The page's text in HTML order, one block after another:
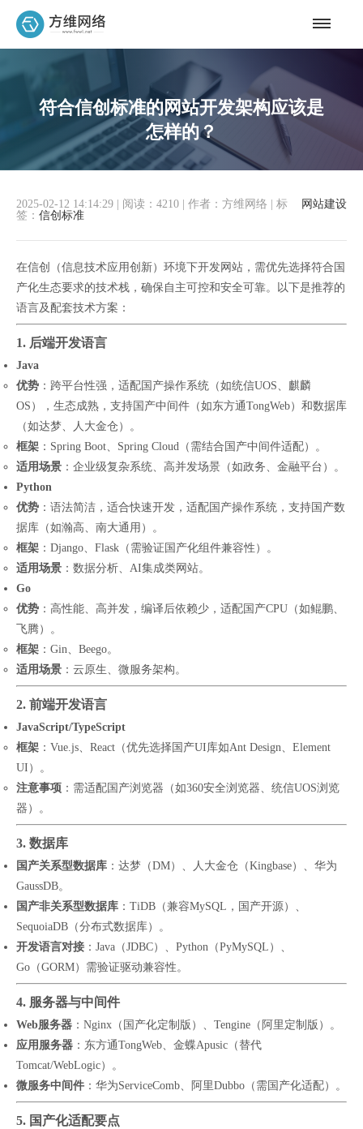
符合信创标准的网站开发架构应该是
怎样的？
网站建设
2025-02-12 14:14:29 阅读：4210 作者：方维网络
标
签： 信创标准
在信创（信息技术应用创新）环境下开发网站，需优先选择符合国
产化生态要求的技术栈，确保自主可控和安全可靠。以下是推荐的
语言及配套技术方案：
1. 后端开发语言
Java
优势 ：跨平台性强，适配国产操作系统（如统信UOS、麒麟
OS），生态成熟，支持国产中间件（如东方通TongWeb）和数据库
（如达梦、人大金仓）。
框架 ：Spring Boot、Spring Cloud（需结合国产中间件适配）。
适用场景 ：企业级复杂系统、高并发场景（如政务、金融平台）。
Python
优势 ：语法简洁，适合快速开发，适配国产操作系统，支持国产数
据库（如瀚高、南大通用）。
框架 ：Django、Flask（需验证国产化组件兼容性）。
适用场景 ：数据分析、AI集成类网站。
Go
优势 ：高性能、高并发，编译后依赖少，适配国产CPU（如鲲鹏、
飞腾）。
框架 ：Gin、Beego。
适用场景 ：云原生、微服务架构。
2. 前端开发语言
JavaScript/TypeScript
框架 ：Vue.js、React（优先选择国产UI库如Ant Design、Element
UI）。
注意事项 ：需适配国产浏览器（如360安全浏览器、统信UOS浏览
器）。
3. 数据库
国产关系型数据库 ：达梦（DM）、人大金仓（Kingbase）、华为
GaussDB。
国产非关系型数据库 ：TiDB（兼容MySQL，国产开源）、
SequoiaDB（分布式数据库）。
开发语言对接 ：Java（JDBC）、Python（PyMySQL）、
Go（GORM）需验证驱动兼容性。
4. 服务器与中间件
Web服务器 ：Nginx（国产化定制版）、Tengine（阿里定制版）。
应用服务器 ：东方通TongWeb、金蝶Apusic（替代
Tomcat/WebLogic）。
微服务中间件 ：华为ServiceComb、阿里Dubbo（需国产化适配）。
5. 国产化适配要点